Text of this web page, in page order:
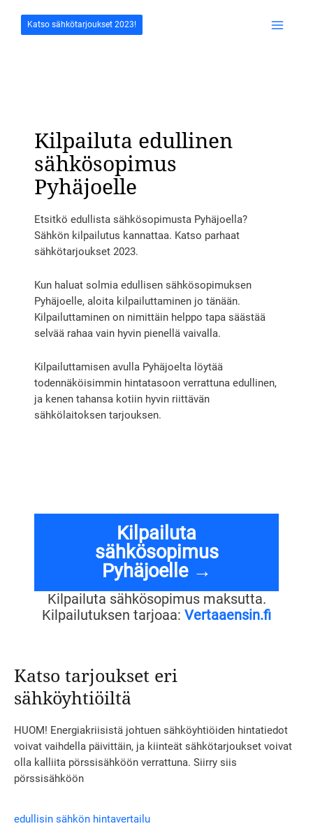
sisältöönKatso sähkötarjoukset 2023!
Kilpailuta edullinen
sähkösopimus
Pyhäjoelle
Etsitkö edullista sähkösopimusta Pyhäjoella?
Sähkön kilpailutus kannattaa. Katso parhaat
sähkötarjoukset 2023.
Kun haluat solmia edullisen sähkösopimuksen
Pyhäjoelle, aloita kilpailuttaminen jo tänään.
Kilpailuttaminen on nimittäin helppo tapa säästää
selvää rahaa vain hyvin pienellä vaivalla.
Kilpailuttamisen avulla Pyhäjoelta löytää
todennäköisimmin hintatasoon verrattuna edullinen,
ja kenen tahansa kotiin hyvin riittävän
sähkölaitoksen tarjouksen.
Kilpailuta
sähkösopimus
Pyhäjoelle →
Kilpailuta sähkösopimus maksutta.
Kilpailutuksen tarjoaa: Vertaaensin.fi
Katso tarjoukset eri
sähköyhtiöiltä
HUOM! Energiakriisistä johtuen sähköyhtiöiden hintatiedot
voivat vaihdella päivittäin, ja kiinteät sähkötarjoukset voivat
olla kalliita pörssisähköön verrattuna. Siirry siis
pörssisähköön
edullisin sähkön hintavertailu